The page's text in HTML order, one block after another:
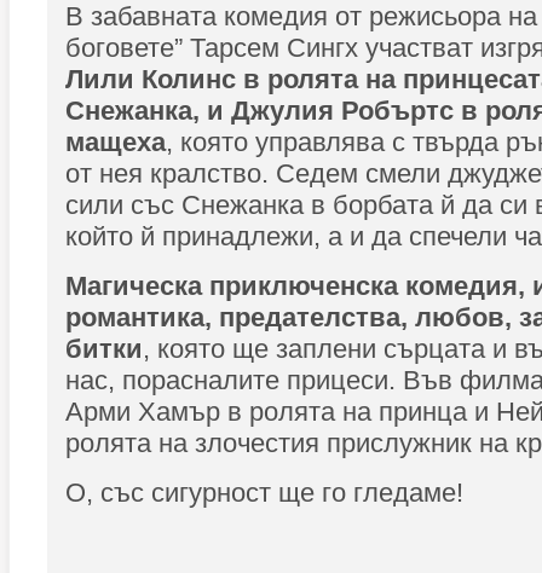
В забавната комедия от режисьора
боговете” Тарсем Сингх участват
Лили Колинс в ролята на
Снежанка, и Джулия Робъртс в
мащеха, която управлява с твърда
от нея кралство. Седем смели
сили със Снежанка в борбата й да си
който й принадлежи, а и да спечели
Магическа приключенска комедия,
романтика, предателства, любов,
битки, която ще заплени сърцата и
нас, порасналите прицеси. Във
Арми Хамър в ролята на принца и
ролята на злочестия прислужник на
О, със сигурност ще го гледаме!